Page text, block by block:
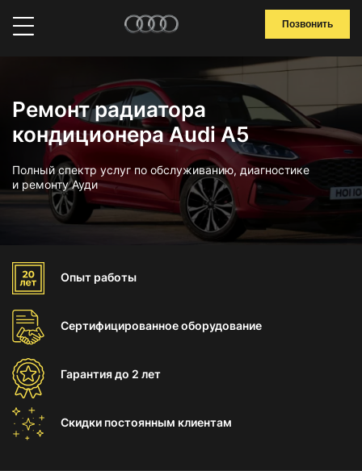
Позвонить
Ремонт радиатора
кондиционера Audi A5
Полный спектр услуг по обслуживанию, диагностике
и ремонту Ауди
Опыт работы
Сертифицированноеоборудование
Гарантиядо 2 лет
Скидки постоянным клиентам